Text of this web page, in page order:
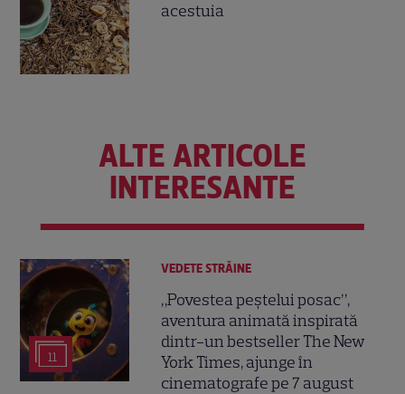
acestuia
ALTE ARTICOLE
INTERESANTE
11
VEDETE STRĂINE
„Povestea peștelui posac”,
aventura animată inspirată
dintr-un bestseller The New
York Times, ajunge în
cinematografe pe 7 august